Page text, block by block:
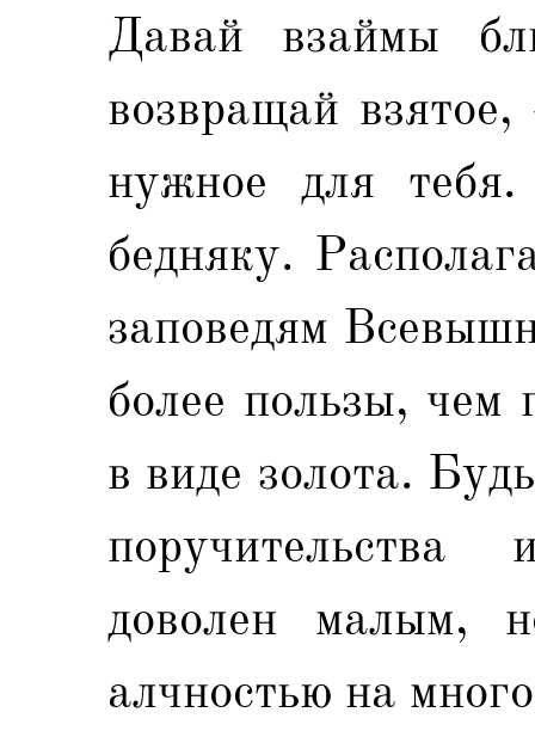
Давай взаймы
возвращай
нужное для
бедняку.
заповедям
более пользы, чем
в виде золота.
доволен малым,
алчностью на